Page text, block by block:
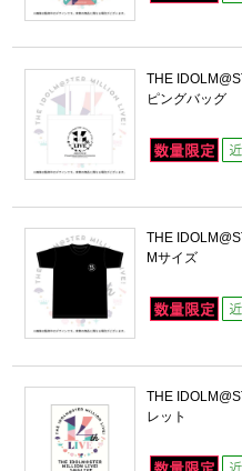
THE
ピングバッグ
THE
Mサイズ
THE
レット